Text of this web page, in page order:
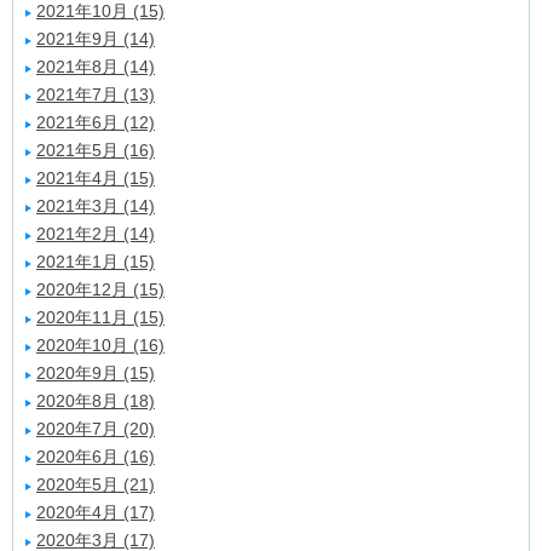
2021年10月 (15)
2021年9月 (14)
2021年8月 (14)
2021年7月 (13)
2021年6月 (12)
2021年5月 (16)
2021年4月 (15)
2021年3月 (14)
2021年2月 (14)
2021年1月 (15)
2020年12月 (15)
2020年11月 (15)
2020年10月 (16)
2020年9月 (15)
2020年8月 (18)
2020年7月 (20)
2020年6月 (16)
2020年5月 (21)
2020年4月 (17)
2020年3月 (17)